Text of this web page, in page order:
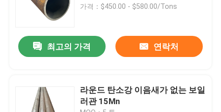
홈
가격：$450.00 - $580.00/Tons
최고의 가격 연락처
라운드 탄소강 이음새가 없는 보일
러관 15Mn